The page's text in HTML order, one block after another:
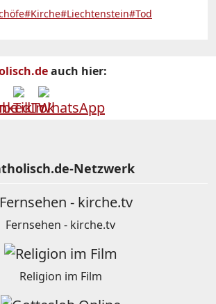
#Kirche#Liechtenstein#Tod
auch hier:
Netzwerk
Fernsehen - kirche.tv
Religion im Film